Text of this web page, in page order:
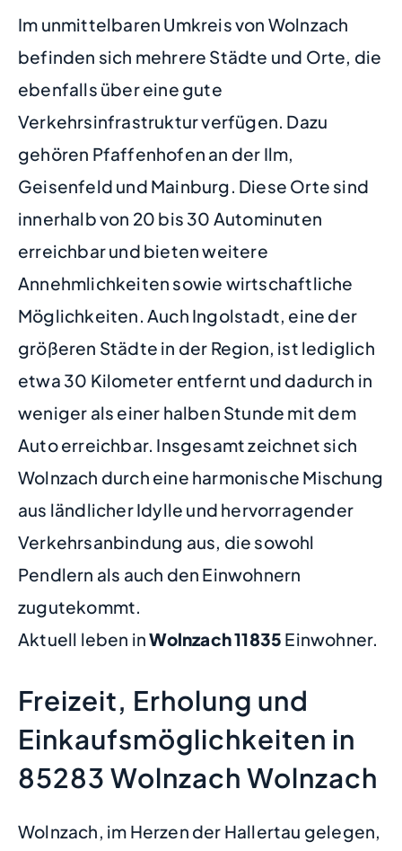
Im unmittelbaren Umkreis von Wolnzach
befinden sich mehrere Städte und Orte, die
ebenfalls über eine gute
Verkehrsinfrastruktur verfügen. Dazu
gehören Pfaffenhofen an der Ilm,
Geisenfeld und Mainburg. Diese Orte sind
innerhalb von 20 bis 30 Autominuten
erreichbar und bieten weitere
Annehmlichkeiten sowie wirtschaftliche
Möglichkeiten. Auch Ingolstadt, eine der
größeren Städte in der Region, ist lediglich
etwa 30 Kilometer entfernt und dadurch in
weniger als einer halben Stunde mit dem
Auto erreichbar. Insgesamt zeichnet sich
Wolnzach durch eine harmonische Mischung
aus ländlicher Idylle und hervorragender
Verkehrsanbindung aus, die sowohl
Pendlern als auch den Einwohnern
zugutekommt.
Aktuell leben inWolnzach11835 Einwohner.
Freizeit, Erholung und
Einkaufsmöglichkeiten in
85283 Wolnzach Wolnzach
Wolnzach, im Herzen der Hallertau gelegen,